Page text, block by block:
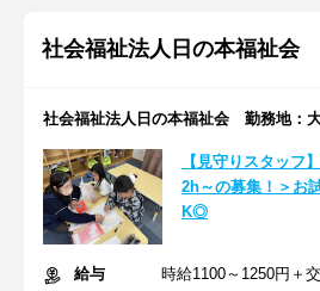
社会福祉法人日の本福祉会
社会福祉法人日の本福祉会 勤務地：
【見守りスタッフ
2h～の募集！＞お
K◎
給与